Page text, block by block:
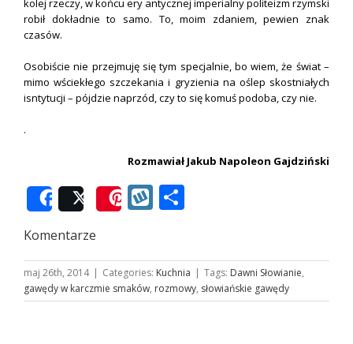
kolej rzeczy, w końcu ery antycznej imperialny politeizm rzymski
robił dokładnie to samo. To, moim zdaniem, pewien znak
czasów.
Osobiście nie przejmuję się tym specjalnie, bo wiem, że świat –
mimo wściekłego szczekania i gryzienia na oślep skostniałych
isntytucji – pójdzie naprzód, czy to się komuś podoba, czy nie.
.
Rozmawiał Jakub Napoleon Gajdziński
SharePost SaveWykop
Komentarze
maj 26th, 2014 | Categories: Kuchnia | Tags: Dawni Słowianie,
gawędy w karczmie smaków, rozmowy, słowiańskie gawędy